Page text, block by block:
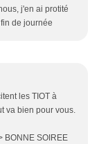
j'en ai protité
de journée
les TIOT à
va bien pour vous.
BONNE SOIREE